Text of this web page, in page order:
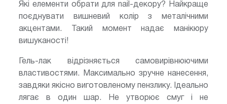
Які елементи обрати для nail-декору? Найкраще
поєднувати вишневий колір з металічними
акцентами. Такий момент надає манікюру
вишуканості!
Гель-лак відрізняється самовирівнюючими
властивостями. Максимально зручне нанесення,
завдяки якісно виготовленому пензлику. Ідеально
лягає в один шар. Не утворює смуг і не